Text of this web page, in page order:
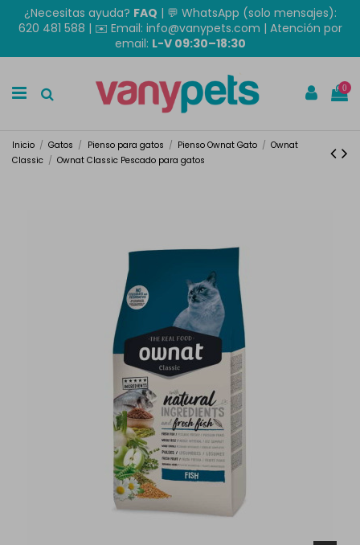
¿Necesitas ayuda? FAQ | 💬 WhatsApp (solo mensajes):
620 481 588 | ✉️ Email: info@vanypets.com | Atención por
email: L-V 09:30–18:30
0
Inicio Gatos Pienso para gatos Pienso Ownat Gato
Ownat
Classic
Ownat Classic Pescado para gatos